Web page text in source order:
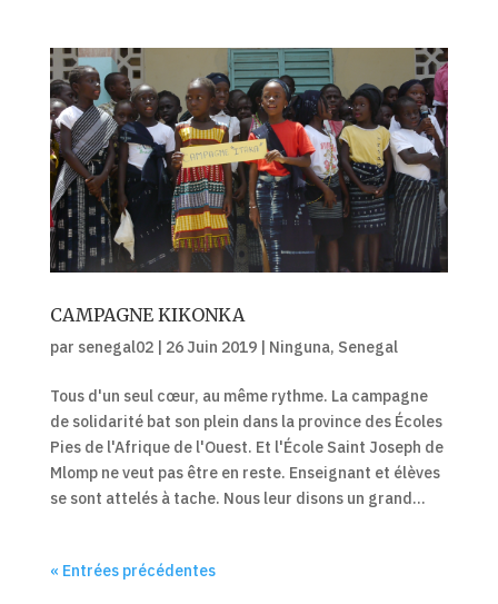
CAMPAGNE KIKONKA
par senegal02| 26 Juin 2019| Ninguna, Senegal
Tous d'un seul cœur, au même rythme. La campagne
de solidarité bat son plein dans la province des Écoles
Pies de l'Afrique de l'Ouest. Et l'École Saint Joseph de
Mlomp ne veut pas être en reste. Enseignant et élèves
se sont attelés à tache. Nous leur disons un grand...
« Entrées précédentes